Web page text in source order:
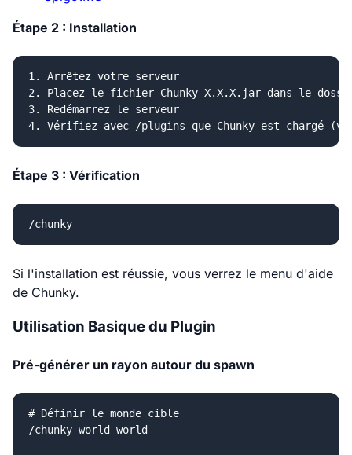
Étape 2 : Installation
1. Arrêtez votre serveur
2. Placez le fichier Chunky-X.X.X.jar dans le
3. Redémarrez le serveur
Étape 3 : Vérification
Si l'installation est réussie, vous verrez le menu d'aide
de Chunky.
Utilisation Basique du Plugin
Pré-générer un rayon autour du spawn
# Définir le monde cible
/chunky world world